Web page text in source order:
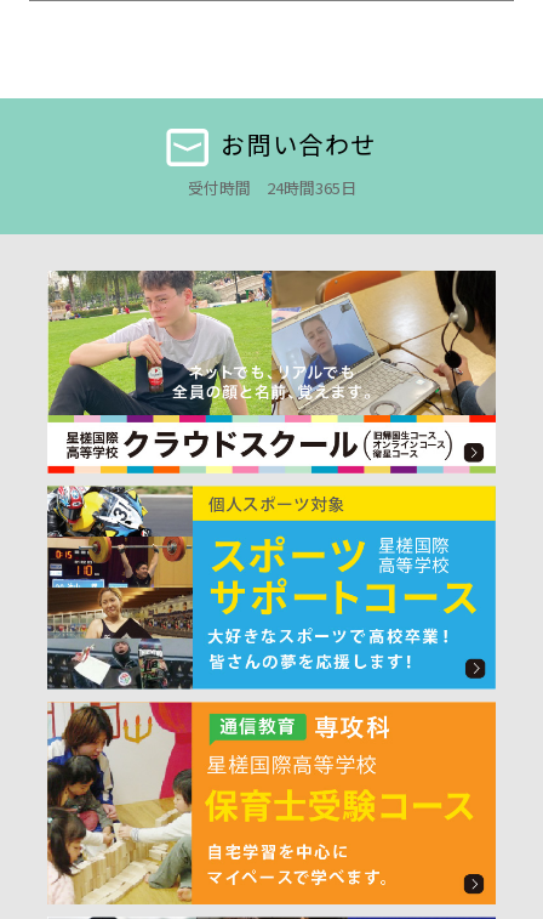
お問い合わせ
受付時間 24時間365日